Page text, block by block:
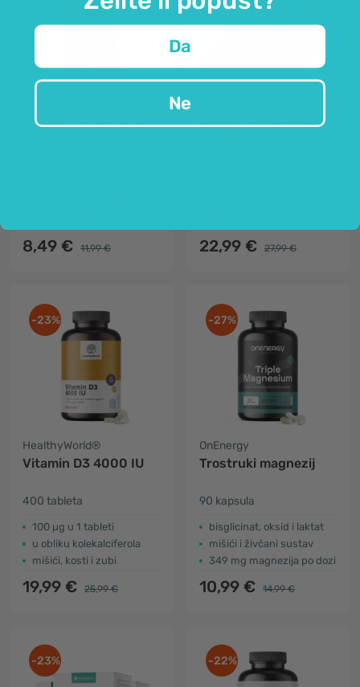
Vitamin D3 2000 IU
8,49 € 11,99 €
Shilajit Mumie 600 mg
22,99 € 27,99 €
-23%
HealthyWorld®
Vitamin D3 4000 IU
400 tableta
100 µg u 1 tableti
u obliku kolekalciferola
mišići, kosti i zubi
19,99 € 25,99 €
-27%
OnEnergy
Trostruki magnezij
90 kapsula
bisglicinat, oksid i laktat
mišići i živčani sustav
349 mg magnezija po dozi
10,99 € 14,99 €
-23% -22%
Da
Ne